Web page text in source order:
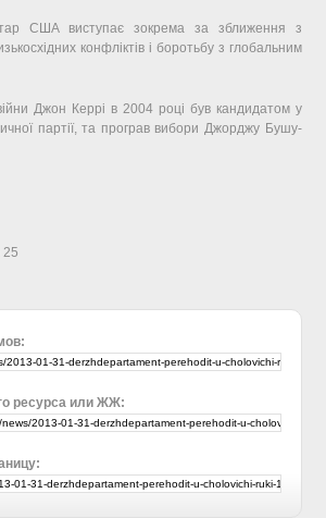
США виступає зокрема за зближення з
конфліктів і боротьбу з глобальним
Джон Керрі в 2004 році був кандидатом у
партії, та програв вибори Джорджу Бушу-
25
ресурса или ЖЖ: